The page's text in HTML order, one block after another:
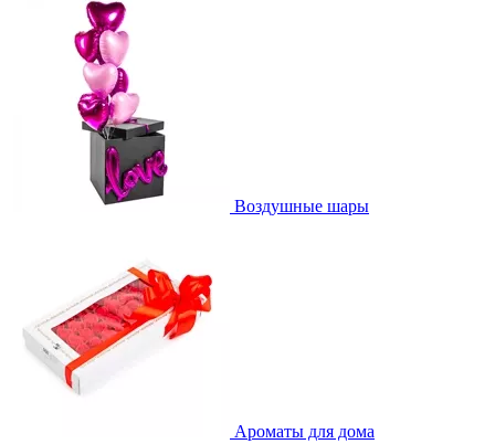
Воздушные шары
Ароматы для дома